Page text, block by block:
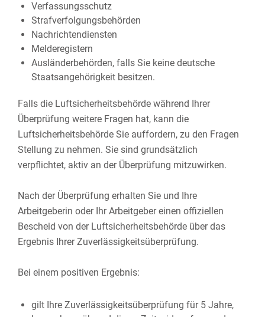
Verfassungsschutz
Strafverfolgungsbehörden
Nachrichtendiensten
Melderegistern
Ausländerbehörden, falls Sie keine deutsche
Staatsangehörigkeit besitzen.
​​​​​​​Falls die Luftsicherheitsbehörde während Ihrer
Überprüfung weitere Fragen hat, kann die
Luftsicherheitsbehörde Sie auffordern, zu den Fragen
Stellung zu nehmen. Sie sind grundsätzlich
verpflichtet, aktiv an der Überprüfung mitzuwirken.
Nach der Überprüfung erhalten Sie und Ihre
Arbeitgeberin oder Ihr Arbeitgeber einen offiziellen
Bescheid von der Luftsicherheitsbehörde über das
Ergebnis Ihrer Zuverlässigkeitsüberprüfung.
Bei einem positiven Ergebnis:
gilt Ihre Zuverlässigkeitsüberprüfung für 5 Jahre,